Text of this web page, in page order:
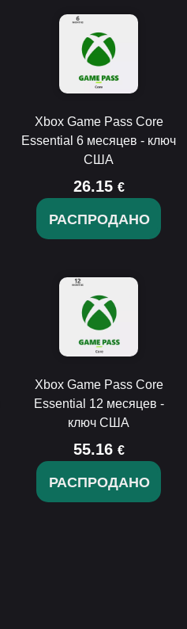
Xbox Game Pass Core
Essential 6 месяцев - ключ
США
26.15 €
РАСПРОДАНО
Xbox Game Pass Core
Essential 12 месяцев -
ключ США
55.16 €
РАСПРОДАНО